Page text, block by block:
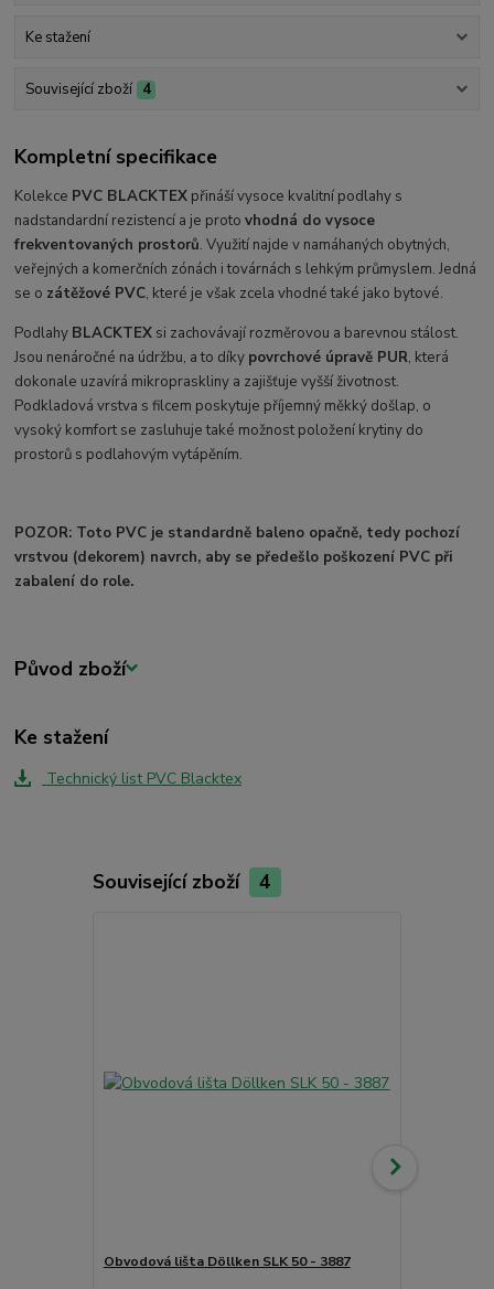
Ke stažení
Související zboží 4
Kompletní specifikace
Kolekce PVC BLACKTEX přináší vysoce kvalitní podlahy s
nadstandardní rezistencí a je protovhodná do vysoce
frekventovaných prostorů. Využití najde v namáhaných obytných,
veřejných a komerčních zónách i továrnách s lehkým průmyslem. Jedná
se o zátěžové PVC, které je však zcela vhodné také jako bytové.
Podlahy BLACKTEX si zachovávají rozměrovou a barevnou stálost.
Jsou nenáročné na údržbu, a to díky povrchové úpravě PUR, která
dokonale uzavírá mikropraskliny a zajišťuje vyšší životnost.
Podkladová vrstva s filcem poskytuje příjemný měkký došlap, o
vysoký komfort se zasluhuje také možnost položení krytiny do
prostorů s podlahovým vytápěním.
POZOR: Toto PVC je standardně baleno opačně, tedy pochozí
vrstvou (dekorem) navrch, aby se předešlo poškození PVC při
zabalení do role.
Původ zboží
Ke stažení
Technický list PVC Blacktex
Související zboží 4
Obvodová lišta Döllken SLK 50 - 3887